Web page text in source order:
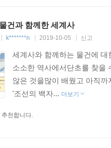
물건과 함께한 세계사
k*******n 2019-10-05 신고
세계사와 함께하는 물건에
소소한 역사에서단초를 찾을
않은 것을많이 배웠고 아직
'조선의 백자... 더보기
추천합니다.